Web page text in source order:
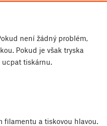
není žádný problém,
Pokud je však tryska
ucpat tiskárnu.
filamentu a tiskovou hlavou.